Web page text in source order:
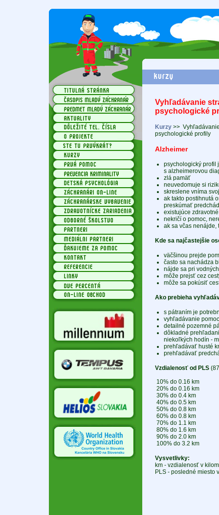
Vyhľadávanie
psychologické
Kurzy>>
psychologické profily
Alzheimer
psychologický profil
s alzheimerovou
zlá pamäť
neuvedomuje si
skreslene vníma
ak takto postihnutá
preskúmať
existujúce
nekričí o pomoc,
ak sa včas
Kde sa najčastejšie
väčšinou prejde
často sa nachádza
nájde sa pri
môže prejsť cez
môže sa pokúsiť
Ako prebieha
s pátraním je
vyhľadávanie
detailné pozemné
dôkladné
niekoľkých hodín -
prehľadávať husté
prehľadávať
Vzdialenosť od PLS
10% do 0.16 km
20% do 0.16 km
30% do 0.4 km
40% do 0.5 km
50% do 0.8 km
60% do 0.8 km
70% do 1.1 km
80% do 1.6 km
90% do 2.0 km
100% do 3.2 km
Vysvetlivky:
km - vzdialenosť v
PLS - posledné miesto